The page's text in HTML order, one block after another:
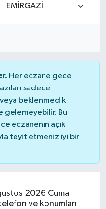
Her eczane gece
sadece
beklenmedik
gelemeyebilir. Bu
eczanenin açık
teyit etmeniz iyi bir
2026 Cuma
ve konumları